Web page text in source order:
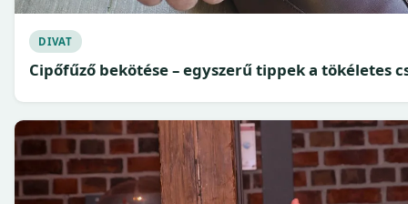
DIVAT
Cipőfűző bekötése – egyszerű tippek a tökéletes